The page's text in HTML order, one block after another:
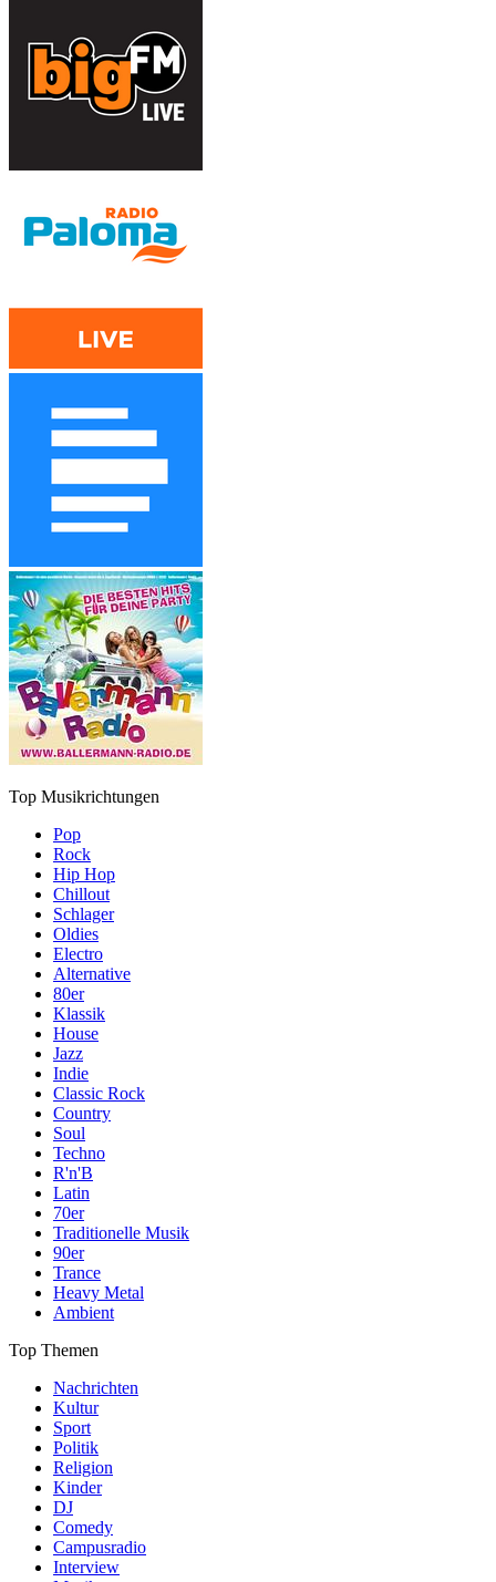
Top Musikrichtungen
Pop
Rock
Hip Hop
Chillout
Schlager
Oldies
Electro
Alternative
80er
Klassik
House
Jazz
Indie
Classic Rock
Country
Soul
Techno
R'n'B
Latin
70er
Traditionelle Musik
90er
Trance
Heavy Metal
Ambient
Top Themen
Nachrichten
Kultur
Sport
Politik
Religion
Kinder
DJ
Comedy
Campusradio
Interview